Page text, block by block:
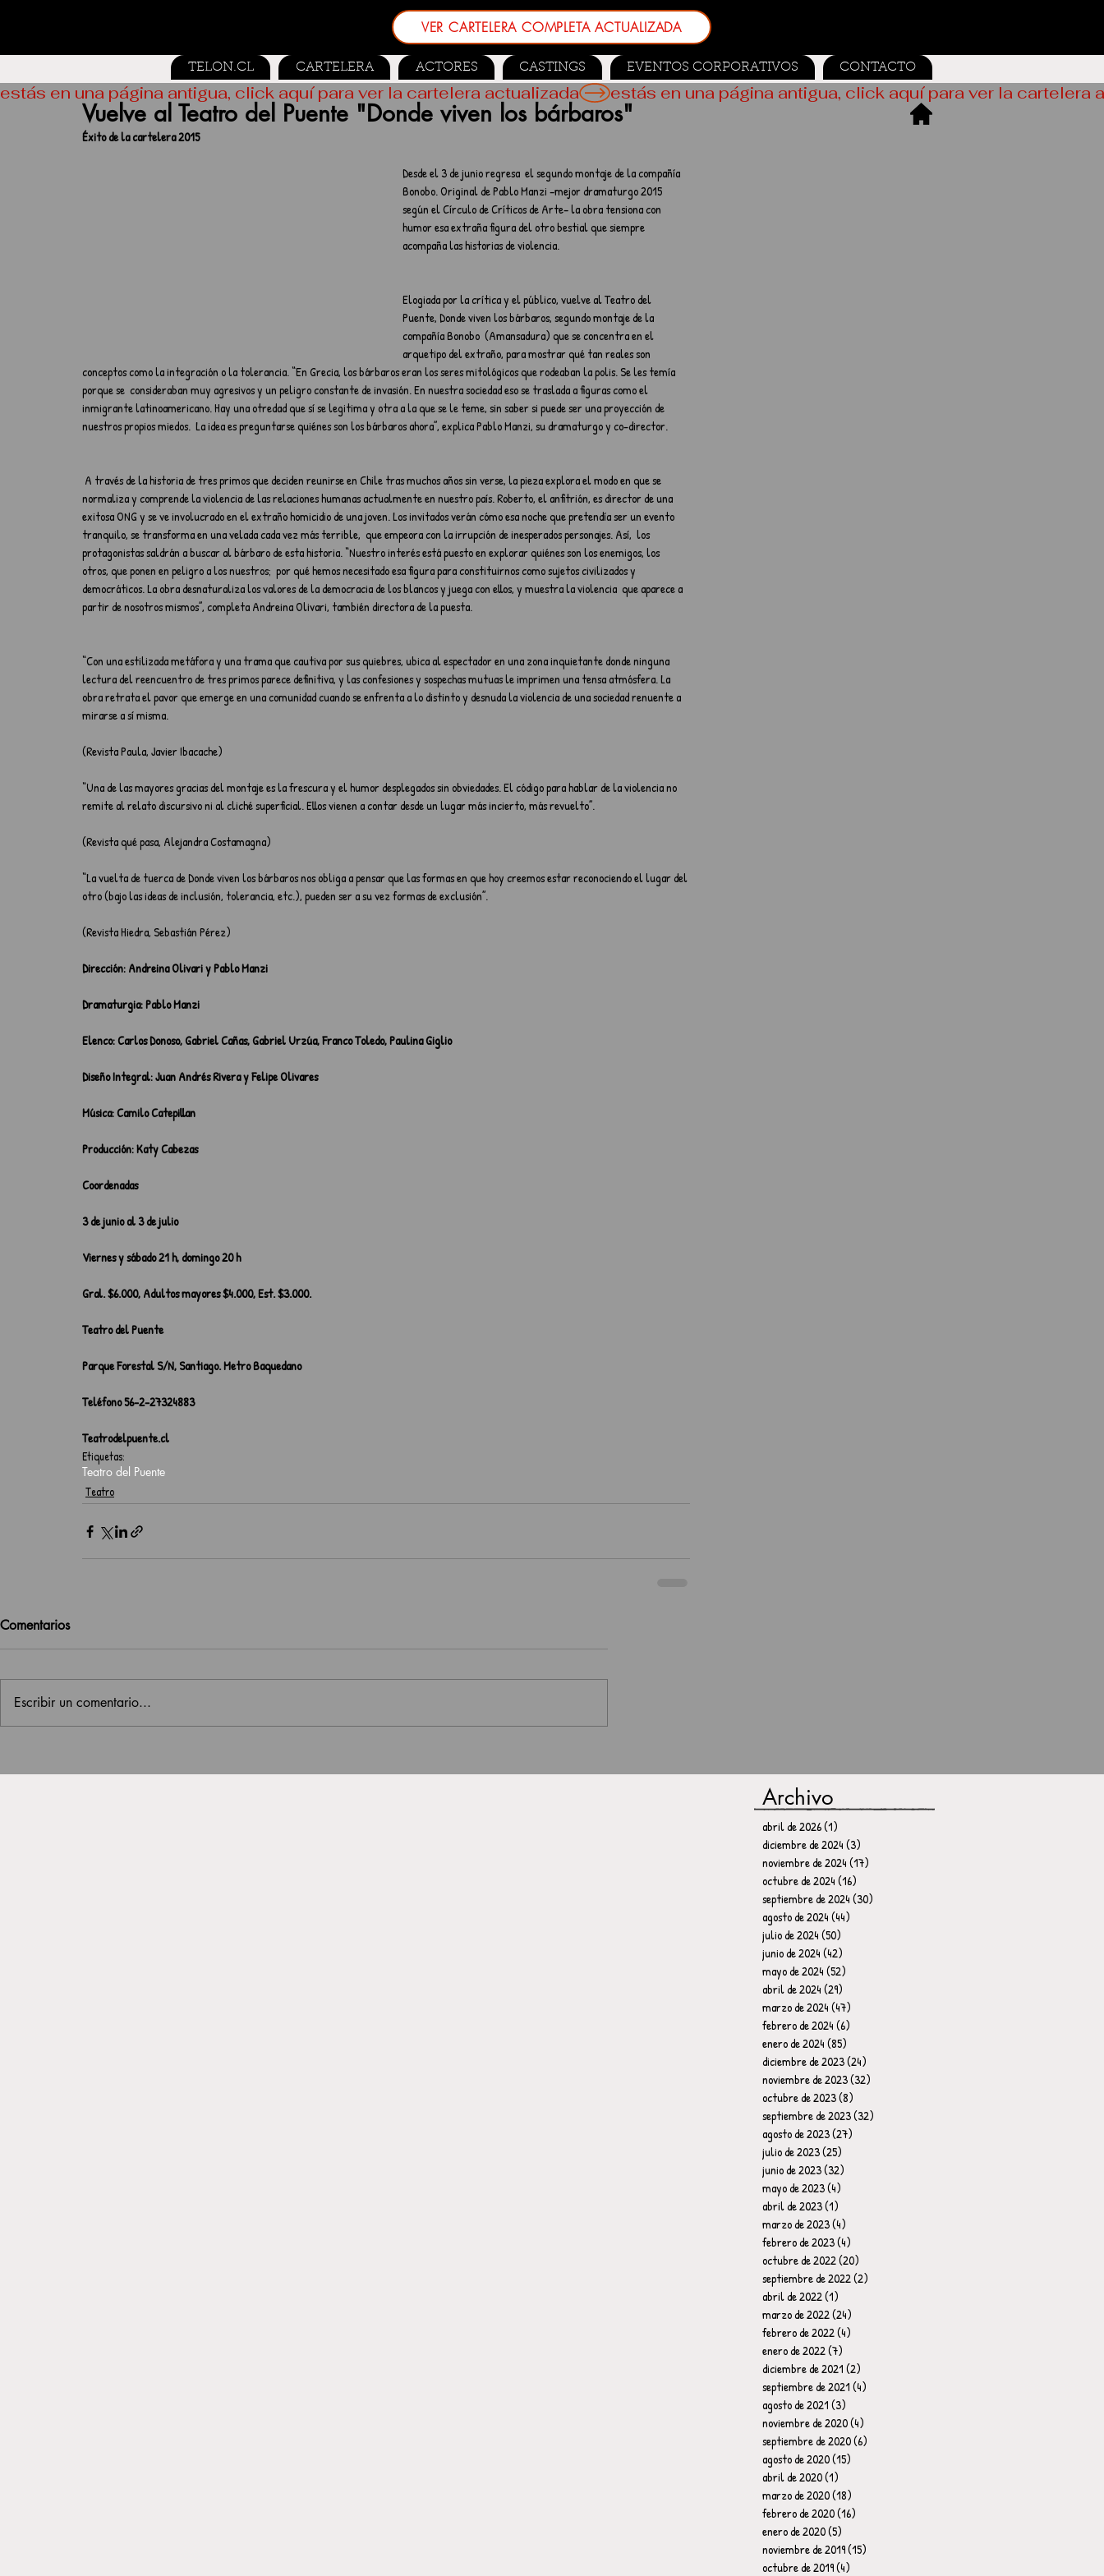
VER CARTELERA COMPLETA ACTUALIZADA
TELON.CL CARTELERA ACTORES CASTINGS EVENTOS CORPORATIVOS CONTACTO
Vuelve al Teatro del Puente "Donde viven los bárbaros"
Éxito de la cartelera 2015
Desde el 3 de junio regresa  el segundo montaje de la compañía
Bonobo. Original de Pablo Manzi –mejor dramaturgo 2015
según el Círculo de Críticos de Arte– la obra tensiona con
humor esa extraña figura del otro bestial que siempre
acompaña las historias de violencia.
Elogiada por la crítica y el público, vuelve al Teatro del
Puente, Donde viven los bárbaros, segundo montaje de la
compañía Bonobo  (Amansadura) que se concentra en el
arquetipo del extraño, para mostrar qué tan reales son
conceptos como la integración o la tolerancia. “En Grecia, los bárbaros eran los seres mitológicos que rodeaban la polis. Se les temía
porque se  consideraban muy agresivos y un peligro constante de invasión. En nuestra sociedad eso se traslada a figuras como el
inmigrante latinoamericano. Hay una otredad que sí se legitima y otra a la que se le teme, sin saber si puede ser una proyección de
nuestros propios miedos.  La idea es preguntarse quiénes son los bárbaros ahora”, explica Pablo Manzi, su dramaturgo y co-director.
normaliza y comprende la violencia de las relaciones humanas actualmente en nuestro país. Roberto, el anfitrión, es director de una
exitosa ONG y se ve involucrado en el extraño homicidio de una joven. Los invitados verán cómo esa noche que pretendía ser un evento
tranquilo, se transforma en una velada cada vez más terrible,  que empeora con la irrupción de inesperados personajes. Así,  los
protagonistas saldrán a buscar al bárbaro de esta historia. “Nuestro interés está puesto en explorar quiénes son los enemigos, los
otros, que ponen en peligro a los nuestros;  por qué hemos necesitado esa figura para constituirnos como sujetos civilizados y
democráticos. La obra desnaturaliza los valores de la democracia de los blancos y juega con ellos, y muestra la violencia  que aparece a
partir de nosotros mismos”, completa Andreina Olivari, también directora de la puesta.
“Con una estilizada metáfora y una trama que cautiva por sus quiebres, ubica al espectador en una zona inquietante donde ninguna
lectura del reencuentro de tres primos parece definitiva, y las confesiones y sospechas mutuas le imprimen una tensa atmósfera. La
obra retrata el pavor que emerge en una comunidad cuando se enfrenta a lo distinto y desnuda la violencia de una sociedad renuente a
mirarse a sí misma.
(Revista Paula, Javier Ibacache)
“Una de las mayores gracias del montaje es la frescura y el humor desplegados sin obviedades. El código para hablar de la violencia no
remite al relato discursivo ni al cliché superficial. Ellos vienen a contar desde un lugar más incierto, más revuelto”.
(Revista qué pasa, Alejandra Costamagna)
“La vuelta de tuerca de Donde viven los bárbaros nos obliga a pensar que las formas en que hoy creemos estar reconociendo el lugar del
otro (bajo las ideas de inclusión, tolerancia, etc.), pueden ser a su vez formas de exclusión”.
(Revista Hiedra, Sebastián Pérez)
Dirección: Andreina Olivari y Pablo Manzi
Dramaturgia: Pablo Manzi
Elenco: Carlos Donoso, Gabriel Cañas, Gabriel Urzúa, Franco Toledo, Paulina Giglio
Diseño Integral: Juan Andrés Rivera y Felipe Olivares
Música: Camilo Catepillan
Producción: Katy Cabezas
Coordenadas
3 de junio al 3 de julio
Viernes y sábado 21 h, domingo 20 h
Gral. $6.000, Adultos mayores $4.000, Est. $3.000.
Teatro del Puente
Parque Forestal S/N, Santiago. Metro Baquedano
Teléfono 56-2-27324883
Teatrodelpuente.cl
Etiquetas:
Teatro del Puente
Teatro
Comentarios
Escribir un comentario...
estás en una página antigua, click aquí para ver la cartelera actualizada
Archivo
abril de 2026(1)
diciembre de 2024(3)
noviembre de 2024(17)
octubre de 2024(16)
septiembre de 2024(30)
agosto de 2024(44)
julio de 2024(50)
junio de 2024(42)
mayo de 2024(52)
abril de 2024(29)
marzo de 2024(47)
febrero de 2024(6)
enero de 2024(85)
diciembre de 2023(24)
noviembre de 2023(32)
octubre de 2023(8)
septiembre de 2023(32)
agosto de 2023(27)
julio de 2023(25)
junio de 2023(32)
mayo de 2023(4)
abril de 2023(1)
marzo de 2023(4)
febrero de 2023(4)
octubre de 2022(20)
septiembre de 2022(2)
abril de 2022(1)
marzo de 2022(24)
febrero de 2022(4)
enero de 2022(7)
diciembre de 2021(2)
septiembre de 2021(4)
agosto de 2021(3)
noviembre de 2020(4)
septiembre de 2020(6)
agosto de 2020(15)
abril de 2020(1)
marzo de 2020(18)
febrero de 2020(16)
enero de 2020(5)
noviembre de 2019(15)
octubre de 2019(4)